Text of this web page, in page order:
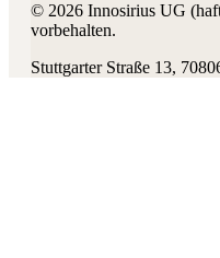
© 2026 Innosirius UG
vorbehalten.
Stuttgarter Straße 13,